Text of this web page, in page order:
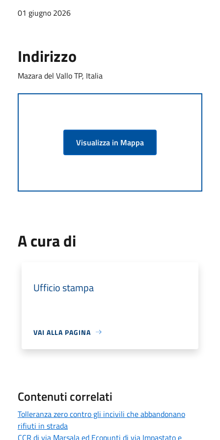
01 giugno 2026
Indirizzo
Mazara del Vallo TP, Italia
Visualizza in Mappa
A cura di
Ufficio stampa
VAI ALLA PAGINA
Contenuti correlati
Tolleranza zero contro gli incivili che abbandonano
rifiuti in strada
CCR di via Marsala ed Ecopunti di via Impastato e